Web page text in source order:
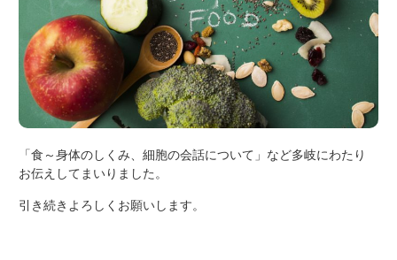
「食～身体のしくみ、細胞の会話について」など多岐にわたり
お伝えしてまいりました。
引き続きよろしくお願いします。